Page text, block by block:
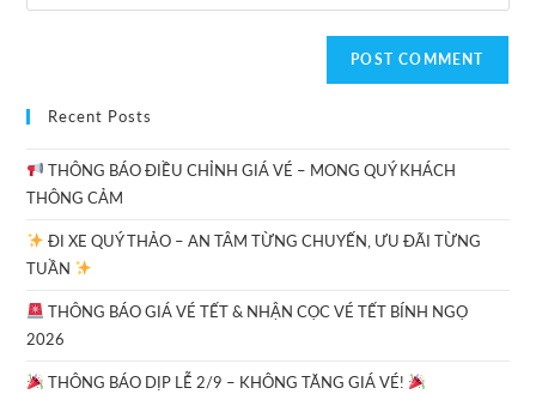
Recent Posts
THÔNG BÁO ĐIỀU CHỈNH GIÁ VÉ – MONG QUÝ KHÁCH
THÔNG CẢM
ĐI XE QUÝ THẢO – AN TÂM TỪNG CHUYẾN, ƯU ĐÃI TỪNG
TUẦN
THÔNG BÁO GIÁ VÉ TẾT & NHẬN CỌC VÉ TẾT BÍNH NGỌ
2026
THÔNG BÁO DỊP LỄ 2/9 – KHÔNG TĂNG GIÁ VÉ!